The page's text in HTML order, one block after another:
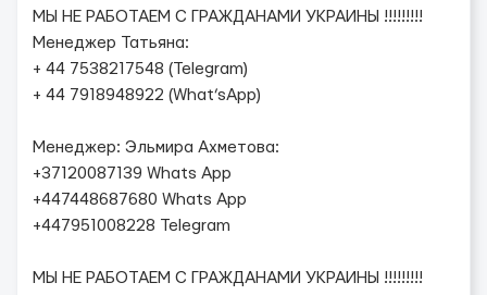
МЫ НЕ РАБОТАЕМ С ГРАЖДАНАМИ УКРАИНЫ !!!!!!!!!
Менеджер Татьяна:
+ 44 7538217548 (Telegram)
+ 44 7918948922 (What’sApp)
Менеджер: Эльмира Ахметова:
+37120087139 Whats App
+447448687680 Whats App
+447951008228 Telegram
МЫ НЕ РАБОТАЕМ С ГРАЖДАНАМИ УКРАИНЫ !!!!!!!!!